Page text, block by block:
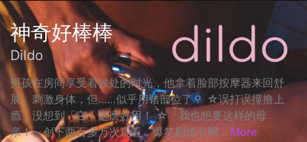
神奇好棒棒
Dildo
男孩在房间享受着独处的时光，他拿着脸部按摩器来回舒
展、刺激身体，但……似乎用错部位了？ ☆误打误撞撸上
瘾，没想到「它」这麽好用！ ☆「我也想要这样的母
亲！」创下两百多万次观看，爆笑剧情引网... More